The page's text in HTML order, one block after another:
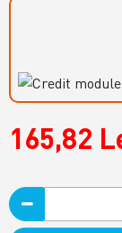
165,82